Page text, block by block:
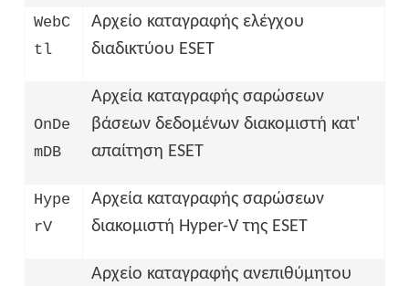
WebC
tl
Αρχείο καταγραφής ελέγχου
διαδικτύου ESET
OnDe
mDB
Αρχεία καταγραφής σαρώσεων
βάσεων δεδομένων διακομιστή κατ'
απαίτηση ESET
Hype
rV
Αρχεία καταγραφής σαρώσεων
διακομιστή Hyper-V της ESET
Αρχείο καταγραφής ανεπιθύμητου